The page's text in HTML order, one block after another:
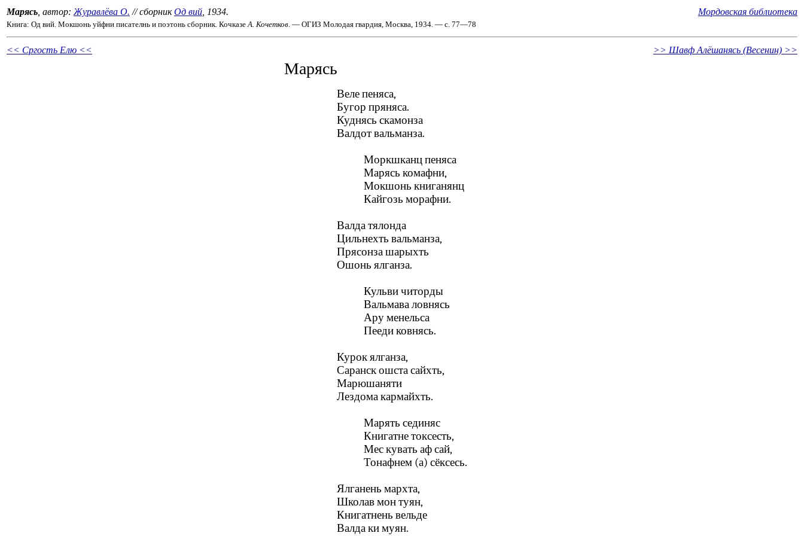
Марясь , автор: Журавлёва О. // сборникОд вий , 1934. Мордовская библиотека
Книга: Од вий. Мокшонь уйфни писателнь и поэтонь сборник. КочказеА. Кочетков. — ОГИЗ Молодая гвардия, Москва, 1934. — с. 77—78
<< Сргость Елю << >> Шавф Алёшанясь (Весенин) >>
Марясь
Веле пеняса,
Бугор пряняса.
Куднясь скамонза
Валдот вальманза.
Моркшканц пеняса
Марясь комафни,
Мокшонь книганянц
Кайгозь морафни.
Валда тялонда
Цильнехть вальманза,
Прясонза шарыхть
Ошонь ялганза.
Кульви читорды
Вальмава ловнясь
Ару менельса
Пееди ковнясь.
Курок ялганза,
Саранск ошста сайхть,
Марюшаняти
Лездома кармайхть.
Марять сединяс
Книгатне токсесть,
Мес кувать аф сай,
Тонафнем (а) сёксесь.
Ялганень мархта,
Школав мон туян,
Книгатнень вельде
Валда ки муян.